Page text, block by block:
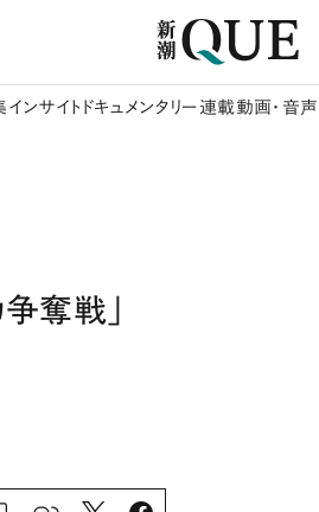
インサイト ドキュメンタリー 連載動画・音声
奪戦」